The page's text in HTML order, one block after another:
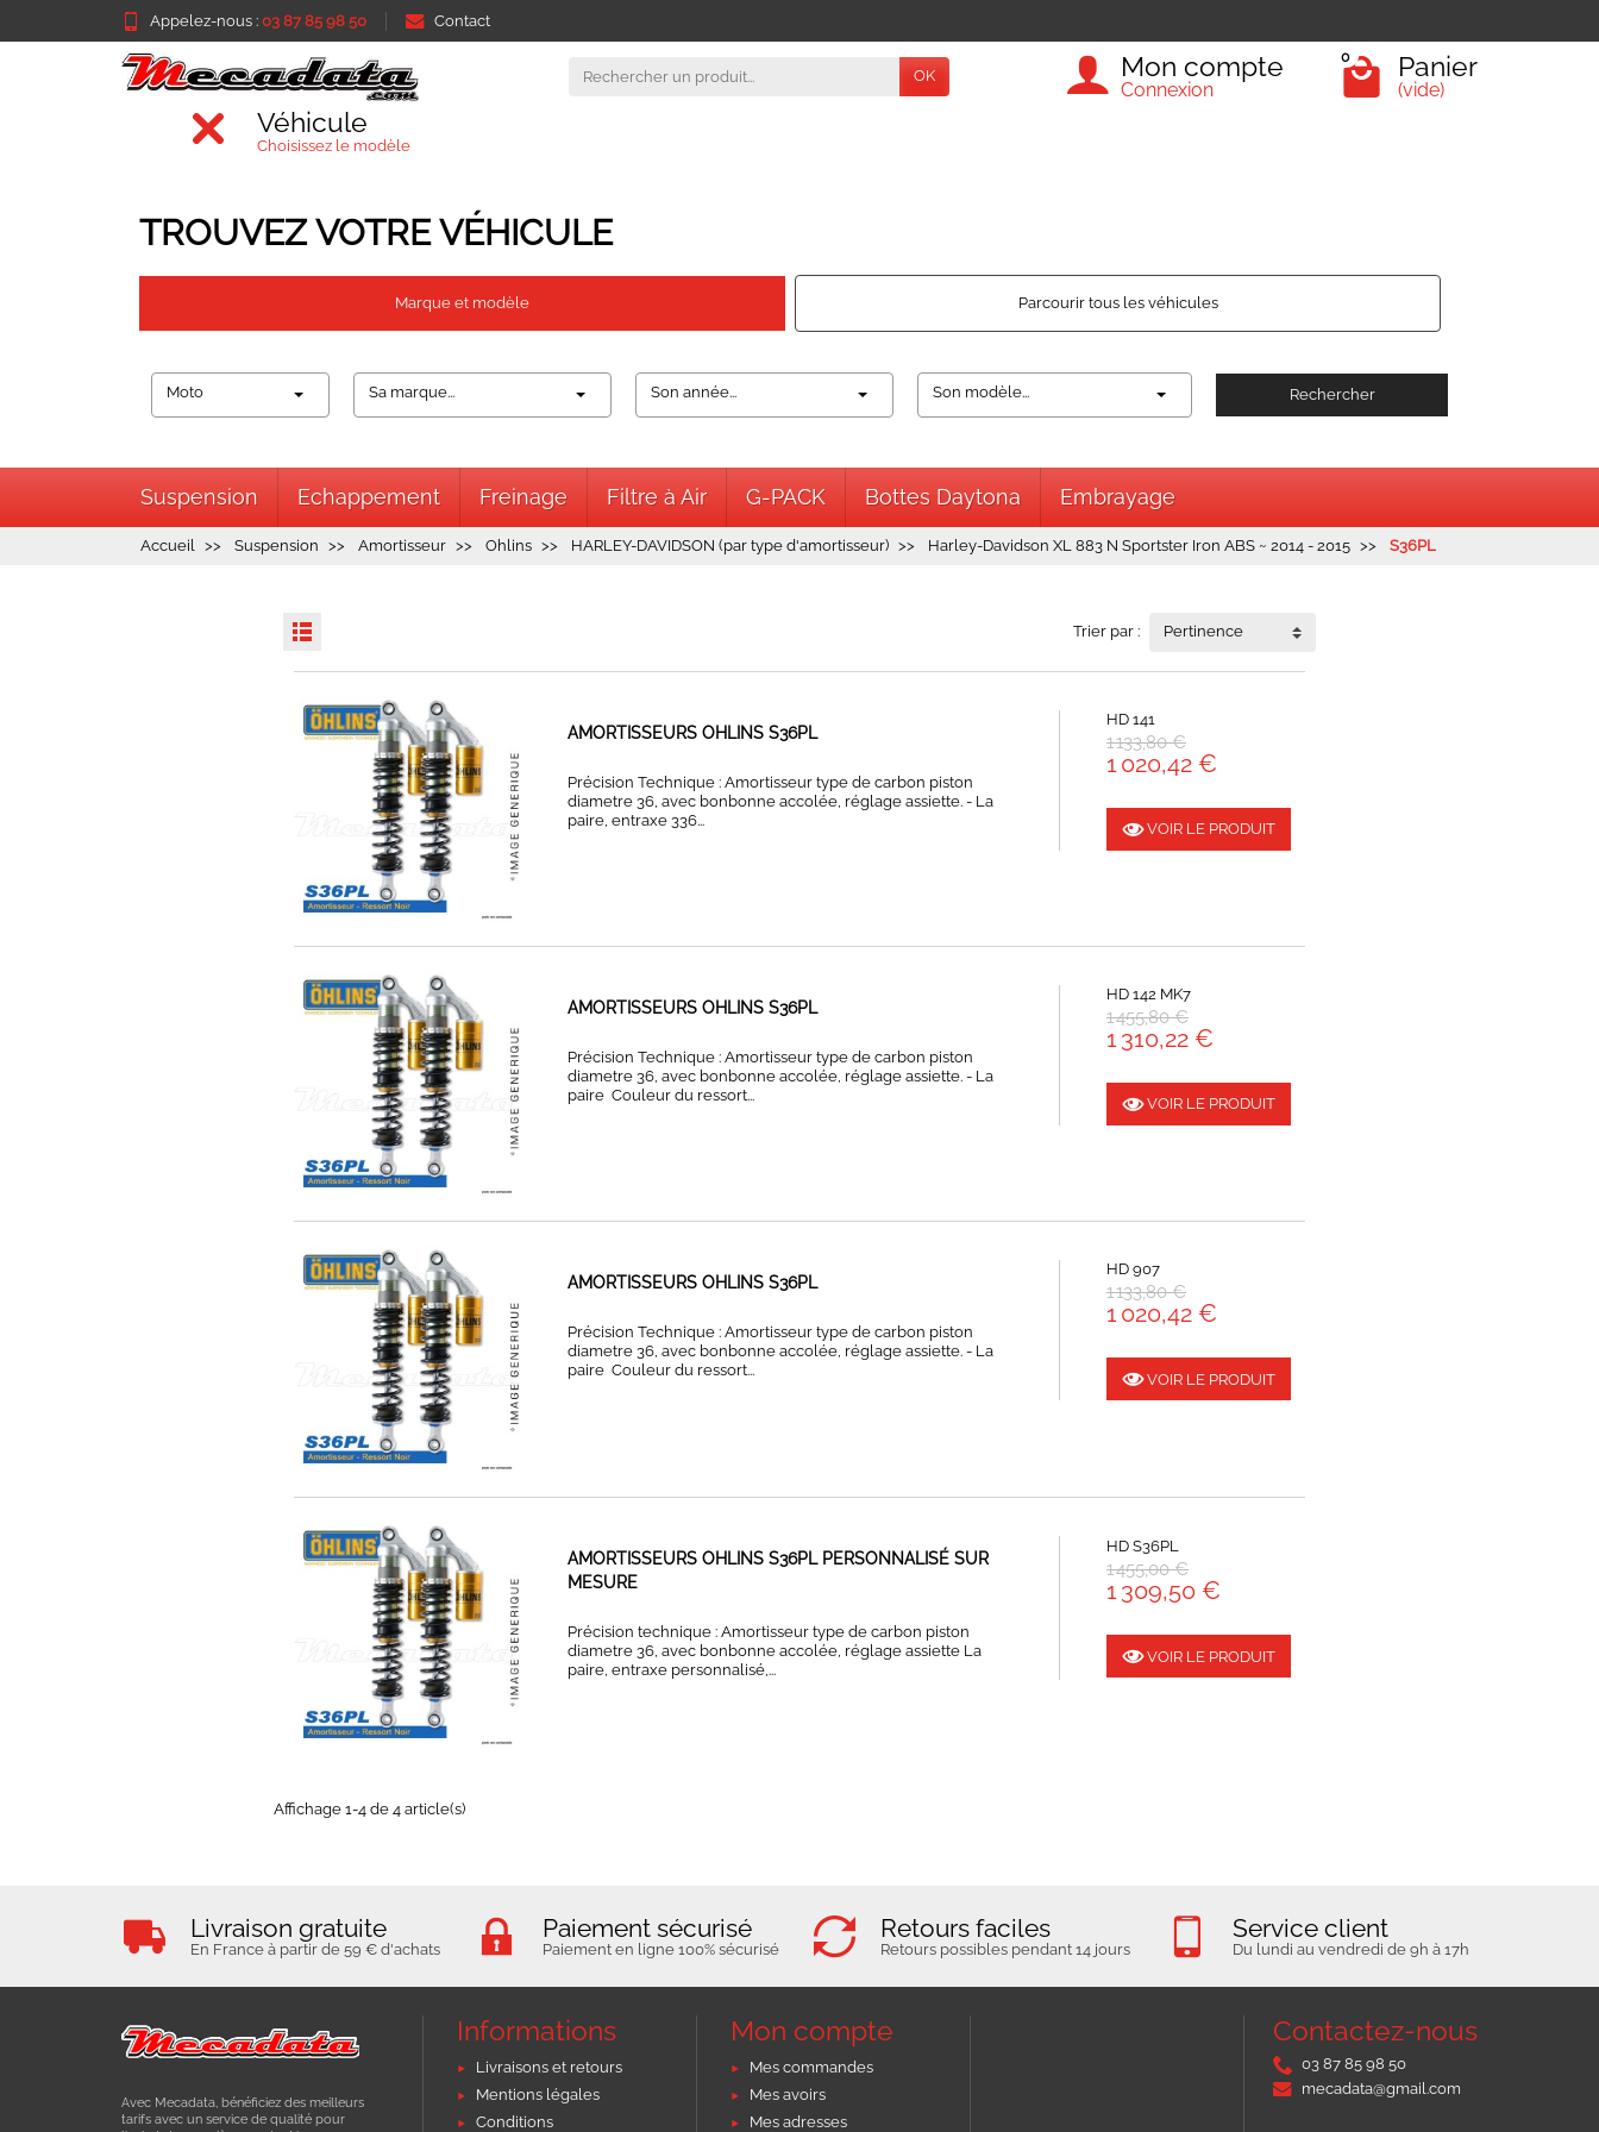
Appelez-nous : 03 87 85 98 50 Contact
OK Mon compte
Connexion
0 Panier
(vide)
Véhicule
Choisissez le modèle
TROUVEZ VOTRE VÉHICULE
Marque et modèle Parcourir tous les véhicules
Moto Sa marque... Son année... Son modèle... Rechercher
Suspension Echappement Freinage Filtre à Air G-PACK Bottes Daytona Embrayage
Accueil Suspension Amortisseur Ohlins HARLEY-DAVIDSON (par type d'amortisseur) Harley-Davidson XL 883 N Sportster Iron ABS ~ 2014 - 2015 S36PL
Trier par : Pertinence
AMORTISSEURS OHLINS S36PL
Précision Technique : Amortisseur type de carbon piston
diametre 36, avec bonbonne accolée, réglage assiette. - La
paire, entraxe 336...
HD 141
1 133,80 €
1 020,42 €
VOIR LE PRODUIT
AMORTISSEURS OHLINS S36PL
Précision Technique : Amortisseur type de carbon piston
diametre 36, avec bonbonne accolée, réglage assiette. - La
paire Couleur du ressort...
HD 142 MK7
1 455,80 €
1 310,22 €
VOIR LE PRODUIT
AMORTISSEURS OHLINS S36PL
Précision Technique : Amortisseur type de carbon piston
diametre 36, avec bonbonne accolée, réglage assiette. - La
paire Couleur du ressort...
HD 907
1 133,80 €
1 020,42 €
VOIR LE PRODUIT
AMORTISSEURS OHLINS S36PL PERSONNALISÉ SUR
MESURE
Précision technique : Amortisseur type de carbon piston
diametre 36, avec bonbonne accolée, réglage assiette La
paire, entraxe personnalisé,...
HD S36PL
1 455,00 €
1 309,50 €
VOIR LE PRODUIT
Affichage 1-4 de 4 article(s)
Livraison gratuite
En France à partir de 59 € d'achats
Paiement sécurisé
Paiement en ligne 100% sécurisé
Retours faciles
Retours possibles pendant 14 jours
Service client
Du lundi au vendredi de 9h à 17h
Avec Mecadata, bénéficiez des meilleurs
tarifs avec un service de qualité pour
Informations
Livraisons et retours
Mentions légales
Conditions
Mon compte
Mes commandes
Mes avoirs
Mes adresses
Contactez-nous
03 87 85 98 50
mecadata@gmail.com